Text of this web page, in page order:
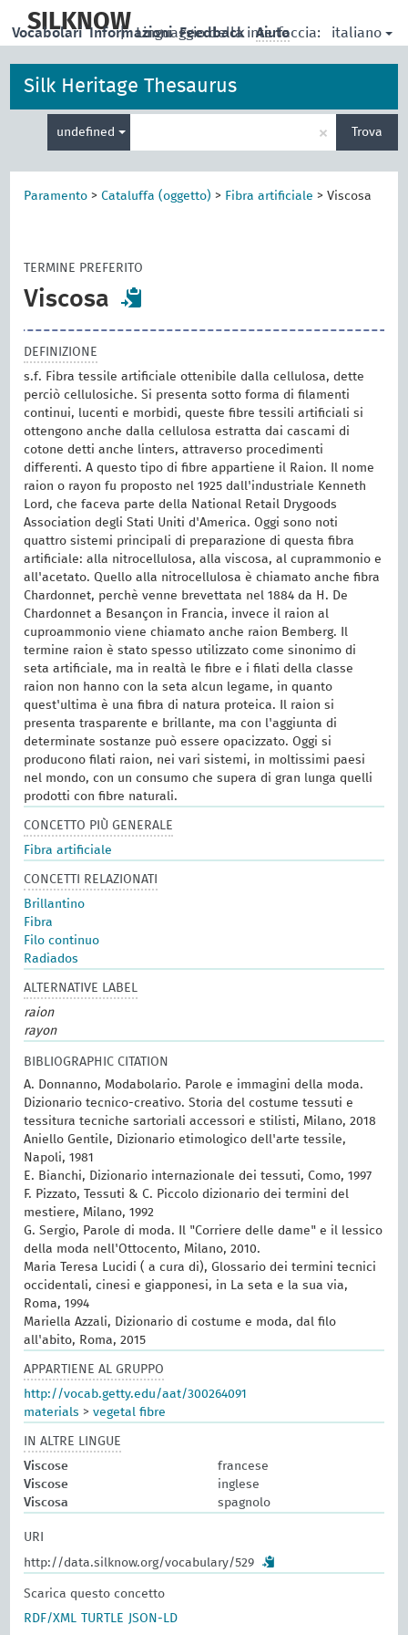
main
SILKNOW
| Linguaggio della interfaccia: italiano
Vocabolari Informazioni Feedback Aiuto
Silk Heritage Thesaurus
undefined
per
la
× Trova
Paramento >Cataluffa (oggetto) > Fibra artificiale >Viscosa
TERMINE PREFERITO
Viscosa
DEFINIZIONE
s.f. Fibra tessile artificiale ottenibile dalla cellulosa, dette
perciò cellulosiche. Si presenta sotto forma di filamenti
continui, lucenti e morbidi, queste fibre tessili artificiali si
ottengono anche dalla cellulosa estratta dai cascami di
cotone detti anche linters, attraverso procedimenti
differenti. A questo tipo di fibre appartiene il Raion. Il nome
raion o rayon fu proposto nel 1925 dall'industriale Kenneth
Lord, che faceva parte della National Retail Drygoods
Association degli Stati Uniti d'America. Oggi sono noti
quattro sistemi principali di preparazione di questa fibra
artificiale: alla nitrocellulosa, alla viscosa, al cuprammonio e
all'acetato. Quello alla nitrocellulosa è chiamato anche fibra
Chardonnet, perchè venne brevettata nel 1884 da H. De
Chardonnet a Besançon in Francia, invece il raion al
cuproammonio viene chiamato anche raion Bemberg. Il
termine raion è stato spesso utilizzato come sinonimo di
seta artificiale, ma in realtà le fibre e i filati della classe
raion non hanno con la seta alcun legame, in quanto
quest'ultima è una fibra di natura proteica. Il raion si
presenta trasparente e brillante, ma con l'aggiunta di
determinate sostanze può essere opacizzato. Oggi si
producono filati raion, nei vari sistemi, in moltissimi paesi
nel mondo, con un consumo che supera di gran lunga quelli
prodotti con fibre naturali.
CONCETTO PIÙ GENERALE
Fibra artificiale
CONCETTI RELAZIONATI
Brillantino
Fibra
Filo continuo
Radiados
ALTERNATIVE LABEL
raion
rayon
BIBLIOGRAPHIC CITATION
A. Donnanno, Modabolario. Parole e immagini della moda.
Dizionario tecnico-creativo. Storia del costume tessuti e
tessitura tecniche sartoriali accessori e stilisti, Milano, 2018
Aniello Gentile, Dizionario etimologico dell'arte tessile,
Napoli, 1981
E. Bianchi, Dizionario internazionale dei tessuti, Como, 1997
F. Pizzato, Tessuti & C. Piccolo dizionario dei termini del
mestiere, Milano, 1992
G. Sergio, Parole di moda. Il "Corriere delle dame" e il lessico
della moda nell'Ottocento, Milano, 2010.
Maria Teresa Lucidi ( a cura di), Glossario dei termini tecnici
occidentali, cinesi e giapponesi, in La seta e la sua via,
Roma, 1994
Mariella Azzali, Dizionario di costume e moda, dal filo
all'abito, Roma, 2015
APPARTIENE AL GRUPPO
http://vocab.getty.edu/aat/300264091
materials >vegetal fibre
IN ALTRE LINGUE
Viscose
francese
Viscose
inglese
Viscosa
spagnolo
URI
http://data.silknow.org/vocabulary/529
Scarica questo concetto
RDF/XML
TURTLE JSON-LD